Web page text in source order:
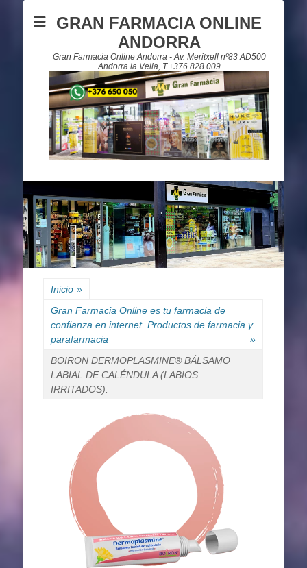
GRAN FARMACIA ONLINE
ANDORRA
Gran Farmacia Online Andorra - Av. Meritxell nº83 AD500
Andorra la Vella, T.+376 828 009
Inicio »
Gran Farmacia Online es tu farmacia de
confianza en internet. Productos de farmacia y
parafarmacia
»
BOIRON DERMOPLASMINE® BÁLSAMO
LABIAL DE CALÉNDULA (LABIOS
IRRITADOS).